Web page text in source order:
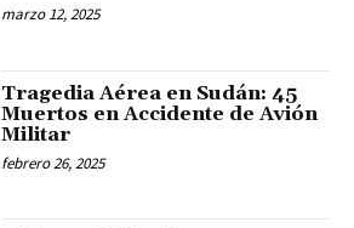
marzo 12, 2025
Tragedia Aérea en Sudán: 45
Muertos en Accidente de Avión
Militar
febrero 26, 2025